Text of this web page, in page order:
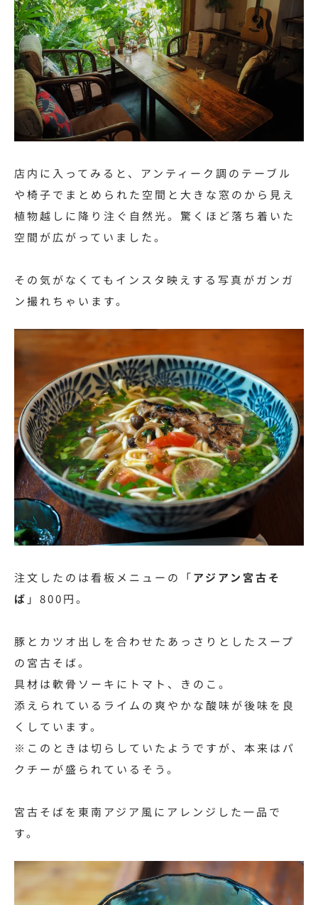
店内に入ってみると、 アンティーク調のテーブル
や椅子でまとめられた空間と大きな窓のから見え
植物越しに降り注ぐ自然光。 驚くほど落ち着いた
空間が広がっていました。
その気がなくてもインスタ映えする写真がガンガ
ン撮れちゃいます。
注文したのは看板メニューの「アジアン宮古そ
ば 」800円。
豚とカツオ出しを合わせたあっさりとしたスープ
の宮古そば。
具材は軟骨ソーキにトマト、きのこ。
添えられているライムの爽やかな酸味が後味を良
くしています。
※このときは切らしていたようですが、本来はパ
クチーが盛られているそう。
宮古そばを東南アジア風にアレンジした一品で
す。